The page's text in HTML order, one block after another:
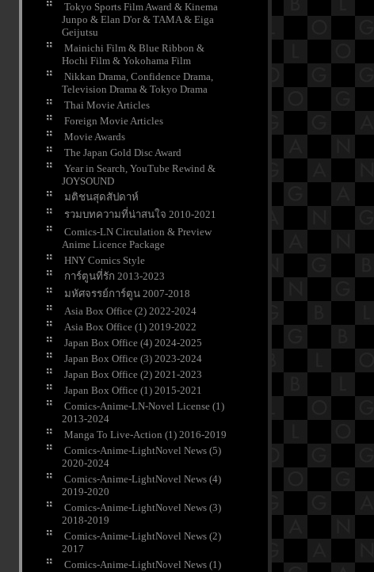
Tokyo Sports Film Award & Kinema
Junpo & Elan D'or & TAMA & Eiga
Geijutsu
Mainichi Film & Blue Ribbon &
Hochi Film & Yokohama Film
Nikkan Drama, Confidence Drama,
Television Drama & Tokyo Drama
Thai Movie Articles
Foreign Movie Articles
Movie Awards
The Japan Gold Disc Award
Year in Search, YouTube Rewind &
JOYSOUND
มติชนสุดสัปดาห์
รวมบทความที่น่าสนใจ 2010-2021
Comics-LN Circulation & Preview
Anime Licence Package
HNY Comics Style
การ์ตูนที่รัก 2013-2023
มหัศจรรย์การ์ตูน 2007-2018
Asia Box Office (2) 2022-2024
Asia Box Office (1) 2019-2022
Japan Box Office (4) 2024-2025
Japan Box Office (3) 2023-2024
Japan Box Office (2) 2021-2023
Japan Box Office (1) 2015-2021
Comics-Anime-LN-Novel License (1)
2013-2024
Manga To Live-Action (1) 2016-2019
Comics-Anime-LightNovel News (5)
2020-2024
Comics-Anime-LightNovel News (4)
2019-2020
Comics-Anime-LightNovel News (3)
2018-2019
Comics-Anime-LightNovel News (2)
2017
Comics-Anime-LightNovel News (1)